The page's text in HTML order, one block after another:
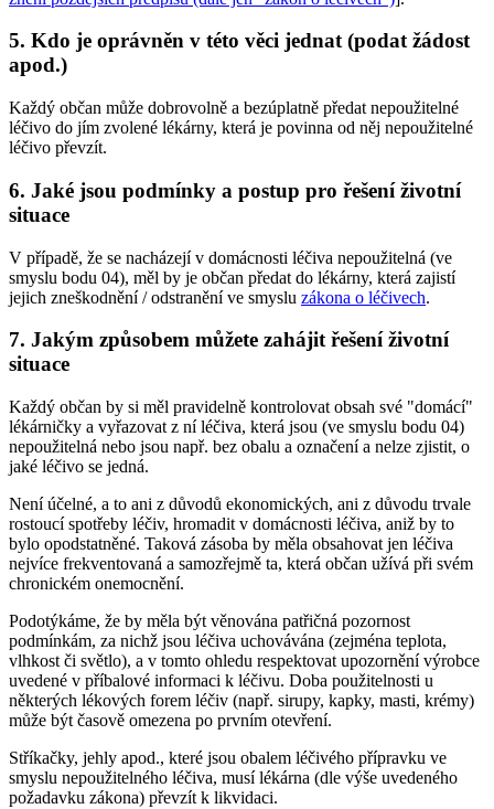
5. Kdo je oprávněn v této věci jednat (podat žádost
apod.)
Každý občan může dobrovolně a bezúplatně předat nepoužitelné
léčivo do jím zvolené lékárny, která je povinna od něj nepoužitelné
léčivo převzít.
6. Jaké jsou podmínky a postup pro řešení životní
situace
V případě, že se nacházejí v domácnosti léčiva nepoužitelná (ve
smyslu bodu 04), měl by je občan předat do lékárny, která zajistí
jejich zneškodnění / odstranění ve smyslu zákona o léčivech.
7. Jakým způsobem můžete zahájit řešení životní
situace
Každý občan by si měl pravidelně kontrolovat obsah své "domácí"
lékárničky a vyřazovat z ní léčiva, která jsou (ve smyslu bodu 04)
nepoužitelná nebo jsou např. bez obalu a označení a nelze zjistit, o
jaké léčivo se jedná.
Není účelné, a to ani z důvodů ekonomických, ani z důvodu trvale
rostoucí spotřeby léčiv, hromadit v domácnosti léčiva, aniž by to
bylo opodstatněné. Taková zásoba by měla obsahovat jen léčiva
nejvíce frekventovaná a samozřejmě ta, která občan užívá při svém
chronickém onemocnění.
Podotýkáme, že by měla být věnována patřičná pozornost
podmínkám, za nichž jsou léčiva uchovávána (zejména teplota,
vlhkost či světlo), a v tomto ohledu respektovat upozornění výrobce
uvedené v příbalové informaci k léčivu. Doba použitelnosti u
některých lékových forem léčiv (např. sirupy, kapky, masti, krémy)
může být časově omezena po prvním otevření.
Stříkačky, jehly apod., které jsou obalem léčivého přípravku ve
smyslu nepoužitelného léčiva, musí lékárna (dle výše uvedeného
požadavku zákona) převzít k likvidaci.